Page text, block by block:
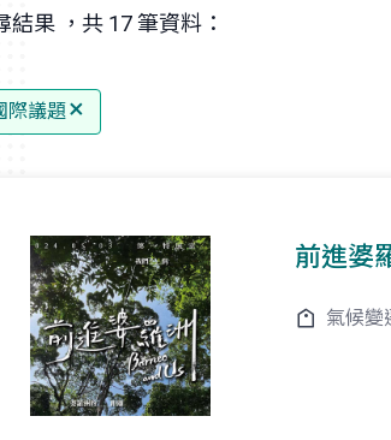
結果 ，共 17 筆資料：
際議題
前進婆
氣候變